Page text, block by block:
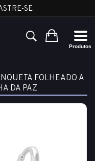
SE
FOLHEADO A
DA PAZ